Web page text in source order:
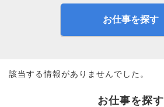
お仕事を探す
該当する情報がありませんでした。
お仕事を探す